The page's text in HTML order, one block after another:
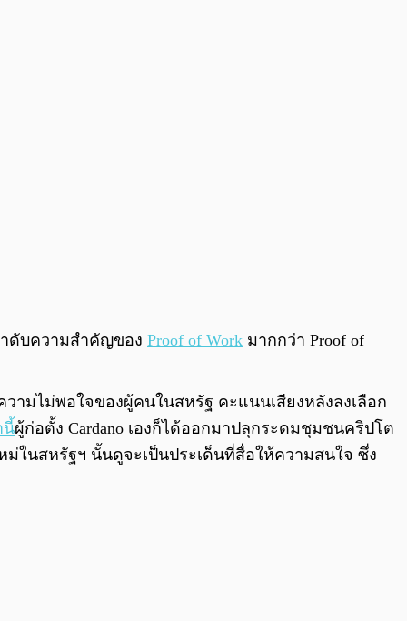
ำดับความสำคัญของ Proof of Work มากกว่า Proof of
ามไม่พอใจของผู้คนในสหรัฐ คะแนนเสียงหลังลงเลือก
นี้ผู้ก่อตั้ง Cardano เองก็ได้ออกมาปลุกระดมชุมชนคริปโต
นสหรัฐฯ นั้นดูจะเป็นประเด็นที่สื่อให้ความสนใจ ซึ่ง